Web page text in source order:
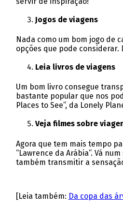
Jogos de viagens
Nada como um bom jogo de
opções que pode considerar.
Leia livros de viagens
Um bom livro consegue
bastante popular que nos
Places to See”, da Lonely
Veja filmes sobre
Agora que tem mais tempo
“Lawrence da Arábia”. Vá
também transmitir a
[Leia também: Da copa das